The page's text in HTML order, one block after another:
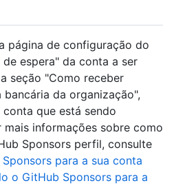
página de configuração do
espera" da conta a ser
seção "Como receber
da organização",
que está sendo
informações sobre como
Sponsors perfil, consulte
para a sua conta
o GitHub Sponsors para a